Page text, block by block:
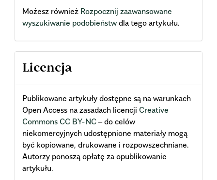
Możesz również Rozpocznij zaawansowane
wyszukiwanie podobieństwdla tego artykułu.
Licencja
Publikowane artykuły dostępne są na warunkach
Open Access na zasadach licencji Creative
Commons CC BY-NC – do celów
niekomercyjnych udostępnione materiały mogą
być kopiowane, drukowane i rozpowszechniane.
Autorzy ponoszą opłatę za opublikowanie
artykułu.